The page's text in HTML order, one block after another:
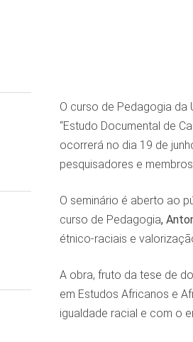
O curso de Pedagogia da
“Estudo Documental de
ocorrerá no dia 19 de
pesquisadores e
O seminário é aberto ao
curso de Pedagogia,
étnico-raciais e
A obra, fruto da tese de
em Estudos Africanos e
igualdade racial e com o